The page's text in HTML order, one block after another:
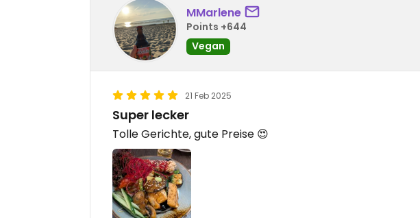
MMarlene
Points +644
Vegan
21 Feb 2025
Super lecker
Tolle Gerichte, gute Preise 😍